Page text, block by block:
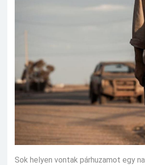
Sok helyen vontak párhuzamot egy